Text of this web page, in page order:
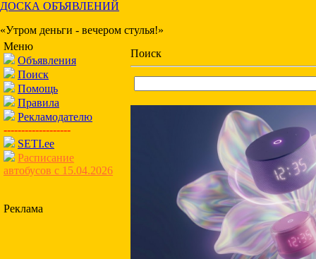
ДОСКА ОБЪЯВЛЕНИЙ
«Утром деньги - вечером стулья!»
Меню
Объявления
Поиск
Помощь
Правила
Рекламодателю
-------------------
SETI.ee
Расписание
автобусов с 15.04.2026
Реклама
Поиск